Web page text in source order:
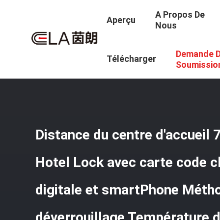
Aperçu
A Propos De
Nous
Télécharger
Demande
Serrure Intelligente D'hôtel /
Déverrouillage Température De Fonctionnement -10°C À
Distance du centre d'accueil
Hotel Lock avec carte code
digitale et smartPhone